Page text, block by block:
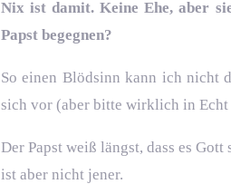
Nix ist damit. Keine Ehe, aber
Papst begegnen?
So einen Blödsinn kann ich nicht
sich vor (aber bitte wirklich in Echt
Der Papst weiß längst, dass es
ist aber nicht jener.